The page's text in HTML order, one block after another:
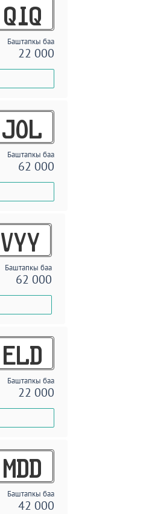
QIQ
Баштапкы баа
22 000
JOL
Баштапкы баа
62 000
VYY
Баштапкы баа
62 000
ELD
Баштапкы баа
22 000
MDD
Баштапкы баа
42 000